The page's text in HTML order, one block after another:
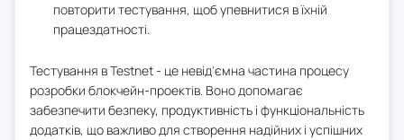
повторити тестування, щоб упевнитися в їхній
працездатності.
Тестування в Testnet - це невід'ємна частина процесу
розробки блокчейн-проектів. Воно допомагає
забезпечити безпеку, продуктивність і функціональність
додатків, що важливо для створення надійних і успішних